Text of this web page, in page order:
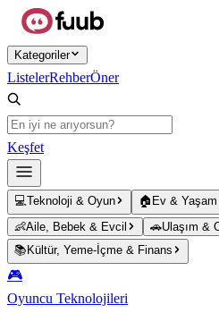
Ana içeriğe atla
Kategoriler
ListelerRehberÖner
Keşfet
💻Teknoloji & Oyun 🏠 Ev & Yaşam
👶Aile, Bebek & Evcil 🚗Ulaşım &
📚 Kültür, Yeme-İçme & Finans
🎮
Oyuncu Teknolojileri